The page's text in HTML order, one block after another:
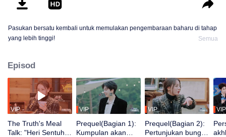
Pasukan bersatu kembali untuk memulakan pengembaraan baharu di tahap
yang lebih tinggi!
Semua
Episod
VIP
The Truth's Meal
Talk: "Heri Sentuh
VIP
Prequel(Bagian 1):
Kumpulan akan
VIP
Prequel(Bagian 2):
Pertunjukan bunga
VIP